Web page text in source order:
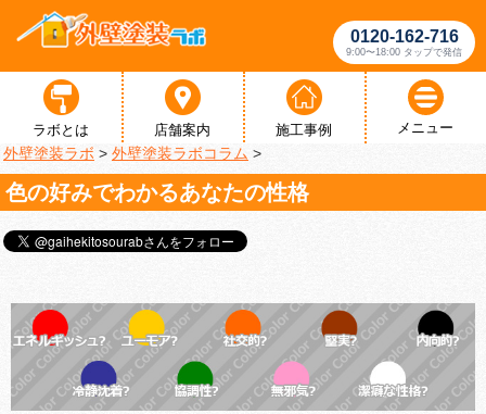
0120-162-716
9:00〜18:00 タップで発信
ラボとは 店舗案内 施工事例 メニュー
外壁塗装ラボ > 外壁塗装ラボコラム >
色の好みでわかるあなたの性格